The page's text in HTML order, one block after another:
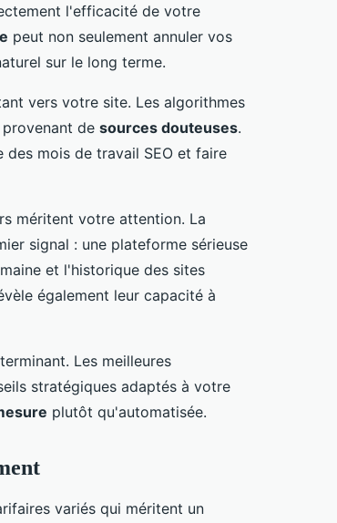
l'efficacité de votre
peut non seulement annuler vos
sur le long terme.
vers votre site. Les algorithmes
de sources douteuses.
mois de travail SEO et faire
méritent votre attention. La
signal : une plateforme sérieuse
et l'historique des sites
également leur capacité à
Les meilleures
stratégiques adaptés à votre
plutôt qu'automatisée.
variés qui méritent un